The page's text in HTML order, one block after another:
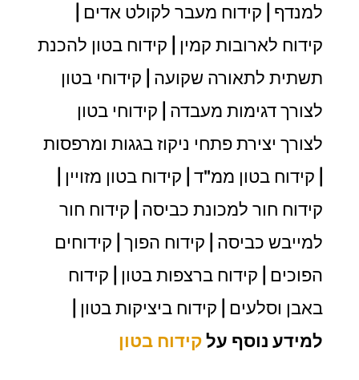
למנדף | קידוח מעבר לקולט אדים |
קידוח לארובות קמין | קידוח בטון להכנת
תשתית לתאורה שקועה | קידוחי בטון
לצורך דגימות מעבדה | קידוחי בטון
לצורך יצירת פתחי ניקוז בגגות ומרפסות
| קידוח בטון ממ"ד | קידוח בטון מזויין |
קידוח חור למכונת כביסה | קידוח חור
למייבש כביסה | קידוח הפוך | קידוחים
הפוכים | קידוח ברצפות בטון | קידוח
באבן וסלעים | קידוח ביציקות בטון |
למידע נוסף עלקידוח בטון